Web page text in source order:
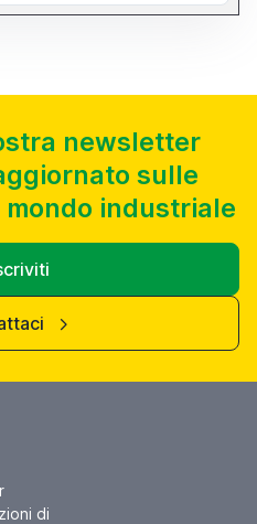
newsletter
sulle
industriale
di